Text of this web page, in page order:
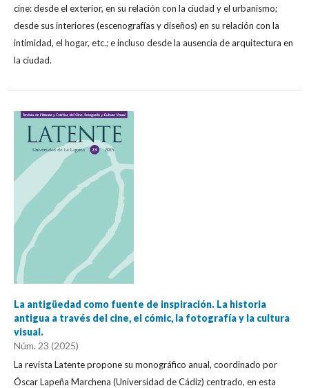
cine: desde el exterior, en su relación con la ciudad y el urbanismo;
desde sus interiores (escenografías y diseños) en su relación con la
intimidad, el hogar, etc.; e incluso desde la ausencia de arquitectura en
la ciudad.
La antigüedad como fuente de inspiración. La historia
antigua a través del cine, el cómic, la fotografía y la cultura
visual.
Núm. 23 (2025)
La revista Latente propone su monográfico anual, coordinado por
Óscar Lapeña Marchena (Universidad de Cádiz) centrado, en esta